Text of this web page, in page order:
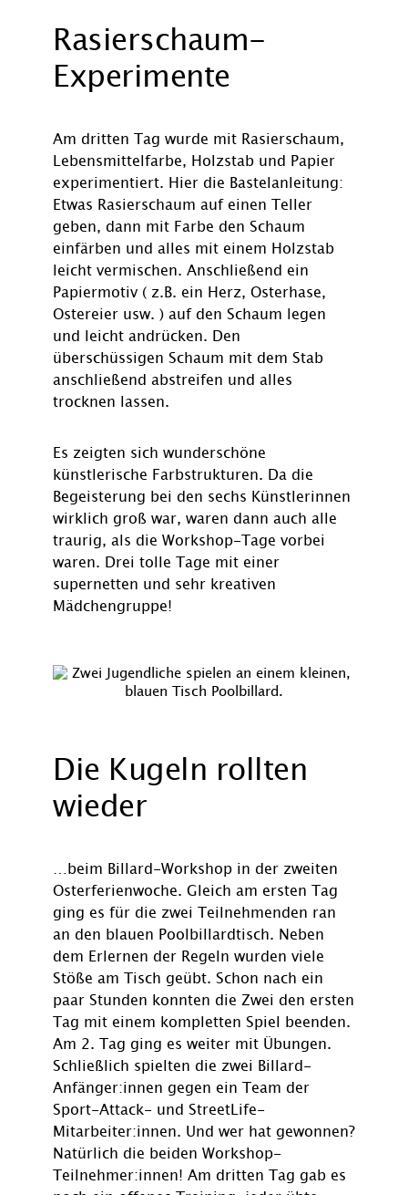
Rasierschaum-
Experimente
Am dritten Tag wurde mit Rasierschaum,
Lebensmittelfarbe, Holzstab und Papier
experimentiert. Hier die Bastelanleitung:
Etwas Rasierschaum auf einen Teller
geben, dann mit Farbe den Schaum
einfärben und alles mit einem Holzstab
leicht vermischen. Anschließend ein
Papiermotiv ( z.B. ein Herz, Osterhase,
Ostereier usw. ) auf den Schaum legen
und leicht andrücken. Den
überschüssigen Schaum mit dem Stab
anschließend abstreifen und alles
trocknen lassen.
Es zeigten sich wunderschöne
künstlerische Farbstrukturen. Da die
Begeisterung bei den sechs Künstlerinnen
wirklich groß war, waren dann auch alle
traurig, als die Workshop-Tage vorbei
waren. Drei tolle Tage mit einer
supernetten und sehr kreativen
Mädchengruppe!
Die Kugeln rollten
wieder
…beim Billard-Workshop in der zweiten
Osterferienwoche. Gleich am ersten Tag
ging es für die zwei Teilnehmenden ran
an den blauen Poolbillardtisch. Neben
dem Erlernen der Regeln wurden viele
Stöße am Tisch geübt. Schon nach ein
paar Stunden konnten die Zwei den ersten
Tag mit einem kompletten Spiel beenden.
Am 2. Tag ging es weiter mit Übungen.
Schließlich spielten die zwei Billard-
Anfänger:innen gegen ein Team der
Sport-Attack- und StreetLife-
Mitarbeiter:innen. Und wer hat gewonnen?
Natürlich die beiden Workshop-
Teilnehmer:innen! Am dritten Tag gab es